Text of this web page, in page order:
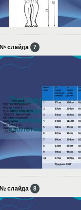
№ слайда 7
№ слайда 8